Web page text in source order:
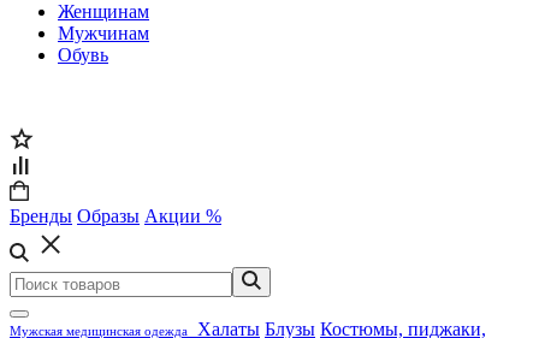
Женщинам
Мужчинам
Обувь
Бренды Образы Акции %
Мужская медицинская одежда Халаты Блузы Костюмы, пиджаки,